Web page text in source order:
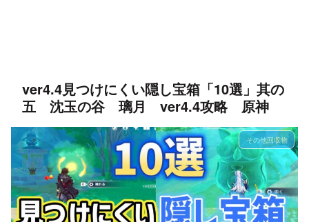
ver4.4見つけにくい隠し宝箱「10選」其の
五 沈玉の谷 璃月 ver4.4攻略 原神
その他回収物